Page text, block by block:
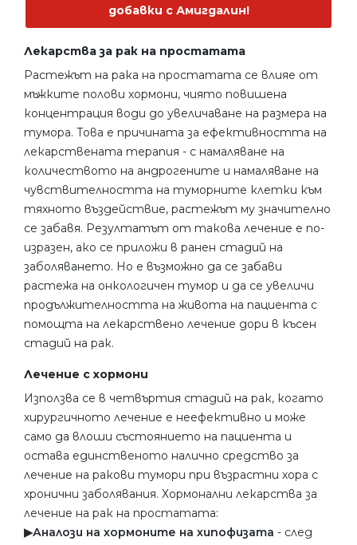
добавки с Амигдалин!
Лекарства за рак на простатата
Растежът на рака на простатата се влияе от
мъжките полови хормони, чиято повишена
концентрация води до увеличаване на размера на
тумора. Това е причината за ефективността на
лекарствената терапия - с намаляване на
количеството на андрогените и намаляване на
чувствителността на туморните клетки към
тяхното въздействие, растежът му значително
се забавя. Резултатът от такова лечение е по-
изразен, ако се приложи в ранен стадий на
заболяването. Но е възможно да се забави
растежа на онкологичен тумор и да се увеличи
продължителността на живота на пациента с
помощта на лекарствено лечение дори в късен
стадий на рак.
Лечение с хормони
Използва се в четвъртия стадий на рак, когато
хирургичното лечение е неефективно и може
само да влоши състоянието на пациента и
остава единственото налично средство за
лечение на ракови тумори при възрастни хора с
хронични заболявания. Хормонални лекарства за
лечение на рак на простатата:
▶︎Аналози на хормоните на хипофизата - след